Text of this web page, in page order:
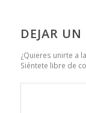
DEJAR
¿Quieres unirte a
Siéntete libre de